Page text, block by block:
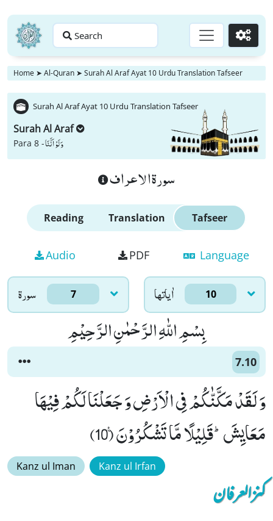
Search Go
Home ➤ Al-Quran ➤ Surah Al Araf Ayat 10 Urdu Translation Tafseer
Surah Al Araf Ayat 10 Urdu Translation Tafseer
Surah Al Araf
Para 8 -وَ لَوْ اَنَّنَا
سورة الاعراف
Reading Translation Tafseer
Audio PDF Language
سورۃ 7 اٰياتها 10
بِسْمِ اللّٰهِ الرَّحْمٰنِ الرَّحِیْمِ
7.10
وَ لَقَدْ مَكَّنّٰكُمْ فِی الْاَرْضِ وَ جَعَلْنَا لَكُمْ فِیْهَا
مَعَایِشَؕ-قَلِیْلًا مَّا تَشْكُرُوْنَ۠ (10)
Kanz ul Iman Kanz ul Irfan
کنزالعرفان